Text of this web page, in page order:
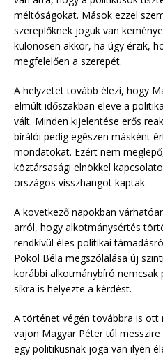
méltóságokat. Mások ezzel
szereplőknek joguk van
különösen akkor, ha úgy érzik,
megfelelően a szerepét.
A helyzetet tovább élezi, hogy
elmúlt időszakban eleve a
vált. Minden kijelentése erős
bírálói pedig egészen másként
mondatokat. Ezért nem
köztársasági elnökkel
országos visszhangot kaptak.
A következő napokban
arról, hogy alkotmánysértés
rendkívül éles politikai
Pokol Béla megszólalása új
korábbi alkotmánybíró
síkra is helyezte a kérdést.
A történet végén továbbra is ott
vajon Magyar Péter túl
egy politikusnak joga van ilyen